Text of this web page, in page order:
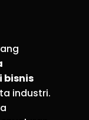
bisnis
industri.